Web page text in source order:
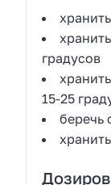
градусов
15-25
беречь